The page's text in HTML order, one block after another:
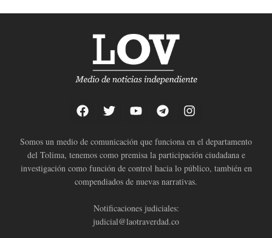
Somos un medio de comunicación que funciona en el departamento
del Tolima, tenemos como premisa la participación ciudadana e
investigación como función de control hacia lo público, también en
compendiados de nuevas narrativas.
Notificaciones judiciales:
judicial@laotraverdad.co